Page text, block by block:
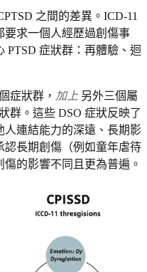
之間的差異。ICD-11
要求一個人經歷過創傷事
PTSD 症狀群：再體驗、迴
症狀群， 加上 另外三個屬
群。這些 DSO 症狀反映了
連結能力的深遠、長期影
長期創傷（例如童年虐待
的影響不同且更為普遍。